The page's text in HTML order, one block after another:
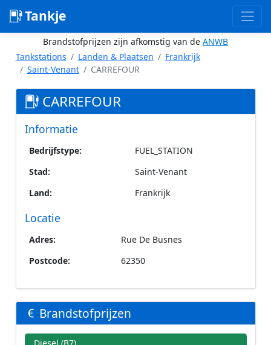
Tankje
Brandstofprijzen zijn afkomstig van de ANWB
Tankstations
Landen & Plaatsen
Frankrijk
Saint-Venant
CARREFOUR
CARREFOUR
Informatie
Bedrijfstype:
FUEL_STATION
Stad:
Saint-Venant
Land:
Frankrijk
Locatie
Adres:
Rue De Busnes
Postcode:
62350
Brandstofprijzen